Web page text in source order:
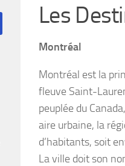
Les
Montréal
Montréal est la
fleuve Saint-
peuplée du
aire urbaine, la
d’habitants, soit
La ville doit son